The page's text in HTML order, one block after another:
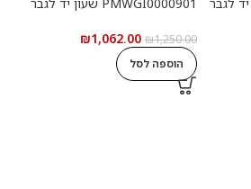
₪1,250.00
₪1,062.00
הוספה לסל